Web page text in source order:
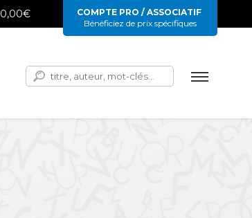
0,00€
COMPTE PRO / ASSOCIATIF
Bénéficiez de prix spécifiques
Rechercher :